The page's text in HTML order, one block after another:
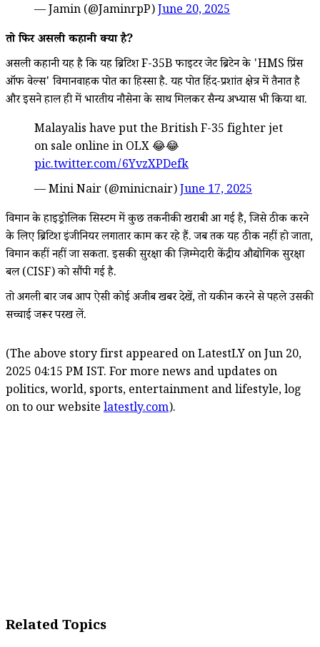
— Jamin (@JaminrpP)June 20, 2025
तो फिर असली कहानी क्या है?
असली कहानी यह है कि यह ब्रिटिश F-35B फाइटर जेट ब्रिटेन के 'HMS प्रिंस
ऑफ वेल्स' विमानवाहक पोत का हिस्सा है. यह पोत हिंद-प्रशांत क्षेत्र में तैनात है
और इसने हाल ही में भारतीय नौसेना के साथ मिलकर सैन्य अभ्यास भी किया था.
Malayalis have put the British F-35 fighter jet
on sale online in OLX 😂😂
pic.twitter.com/6YvzXPDefk
— Mini Nair (@minicnair)June 17, 2025
विमान के हाइड्रोलिक सिस्टम में कुछ तकनीकी खराबी आ गई है, जिसे ठीक करने
के लिए ब्रिटिश इंजीनियर लगातार काम कर रहे हैं. जब तक यह ठीक नहीं हो जाता,
विमान कहीं नहीं जा सकता. इसकी सुरक्षा की ज़िम्मेदारी केंद्रीय औद्योगिक सुरक्षा
बल (CISF) को सौंपी गई है.
तो अगली बार जब आप ऐसी कोई अजीब खबर देखें, तो यकीन करने से पहले उसकी
सच्चाई जरूर परख लें.
(The above story first appeared on LatestLY on Jun 20,
2025 04:15 PM IST. For more news and updates on
politics, world, sports, entertainment and lifestyle, log
on to our website latestly.com).
Related Topics